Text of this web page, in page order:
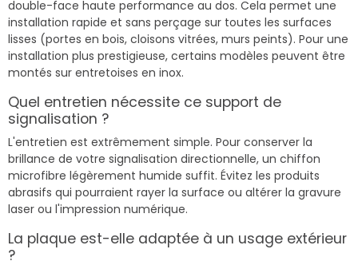
double-face haute performance au dos. Cela permet une
installation rapide et sans perçage sur toutes les surfaces
lisses (portes en bois, cloisons vitrées, murs peints). Pour une
installation plus prestigieuse, certains modèles peuvent être
montés sur entretoises en inox.
Quel entretien nécessite ce support de
signalisation ?
L'entretien est extrêmement simple. Pour conserver la
brillance de votre signalisation directionnelle, un chiffon
microfibre légèrement humide suffit. Évitez les produits
abrasifs qui pourraient rayer la surface ou altérer la gravure
laser ou l'impression numérique.
La plaque est-elle adaptée à un usage extérieur
?